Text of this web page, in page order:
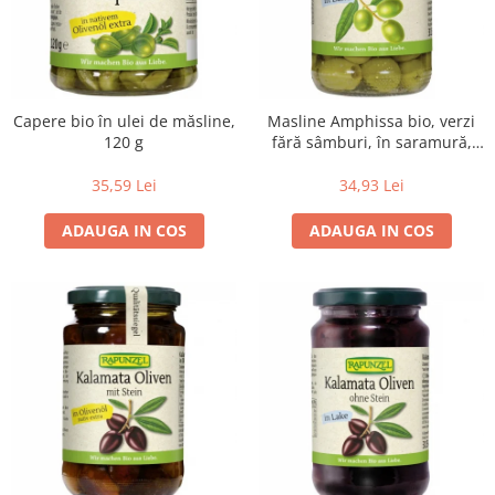
Lapte bio si bauturi vegetale
Sirop bio
Sucuri din fructe si legume bio
Superalimente
Pudre proteice bio
Superalimente bio
Uleiuri, grasimi si otet
Grasimi bio
Ulei bio
Ulei de masline bio
Uleiuri esentiale alimentare bio
Uleiuri Oxyguard
Capere bio în ulei de măsline,
120 g
35,59 Lei
ADAUGA IN COS
Masline Amphissa bio, verzi
fără sâmburi, în saramură,
34,93 Lei
ADAUGA IN COS